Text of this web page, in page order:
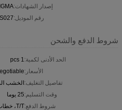
إصدار الشهادات:
رقم الموديل:S027
شروط الدفع والشحن
الحد الأدنى لكمية:1 pcs
الأسعار:
تفاصيل التغليف:الخشب
وقت التسليم:25 يوما
شروط الدفع:T/T، خطاب الاعتماد